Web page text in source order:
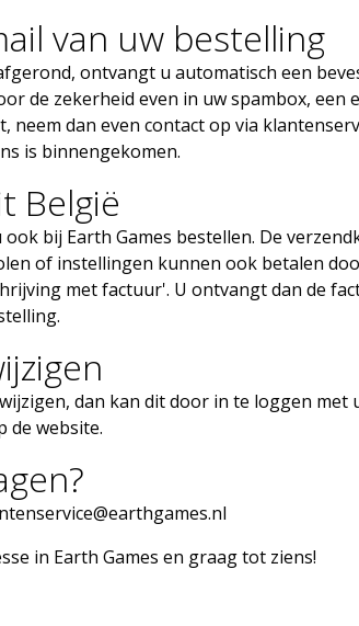
van uw bestelling
ontvangt u automatisch een
de zekerheid even in uw spambox,
neem dan even contact op via
is binnengekomen.
België
bij Earth Games bestellen. De
of instellingen kunnen ook betalen
met factuur'. U ontvangt dan de
dan kan dit door in te loggen
de website.
in Earth Games en graag tot ziens!